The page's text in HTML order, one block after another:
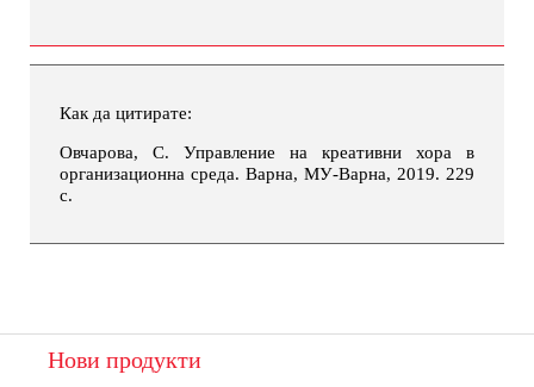
Как да цитирате:
Овчарова, С. Управление на креативни хора в
организационна среда. Варна, МУ-Варна, 2019. 229
с.
Нови продукти